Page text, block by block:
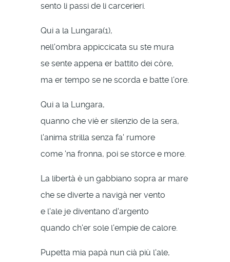
sento li passi de li carcerieri.
Qui a la Lungara(1),
nell'ombra appiccicata su ste mura
se sente appena er battito dei còre,
ma er tempo se ne scorda e batte l'ore.
Qui a la Lungara,
quanno che viè er silenzio de la sera,
l'anima strilla senza fa' rumore
come 'na fronna, poi se storce e more.
La libertà è un gabbiano sopra ar mare
che se diverte a navigà ner vento
e l'ale je diventano d'argento
quando ch'er sole l'empie de calore.
Pupetta mia papà nun cià più l'ale,